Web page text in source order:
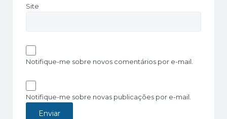
Site
Notifique-me sobre novos comentários por e-mail.
Notifique-me sobre novas publicações por e-mail.